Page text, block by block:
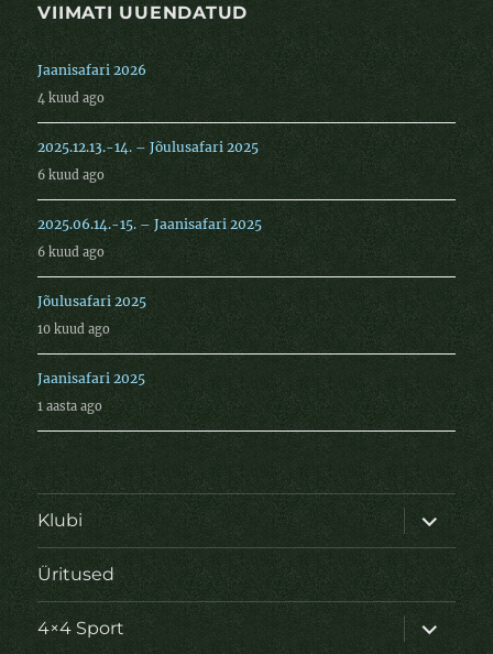
VIIMATI UUENDATUD
Jaanisafari 2026
4 kuud ago
2025.12.13.-14. – Jõulusafari 2025
6 kuud ago
2025.06.14.-15. – Jaanisafari 2025
6 kuud ago
Jõulusafari 2025
10 kuud ago
Jaanisafari 2025
1 aasta ago
Klubi
laienda
Üritused
4×4 Sport
laienda